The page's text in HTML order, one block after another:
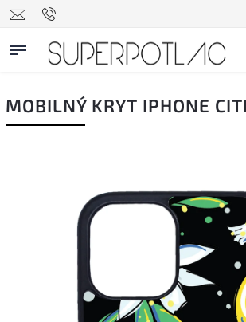
MOBILNÝ KRYT IPHONE